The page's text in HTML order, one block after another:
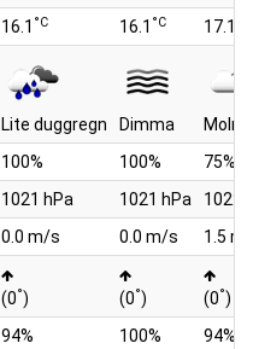
16.1 °C 16.1 °C 17.1
Lite duggregn Dimma
100% 100%
75%
1021 hPa 1021 hPa
1022
0.0 m/s 0.0 m/s
1.5
(0°) (0°) (0°)
94% 100% 94%